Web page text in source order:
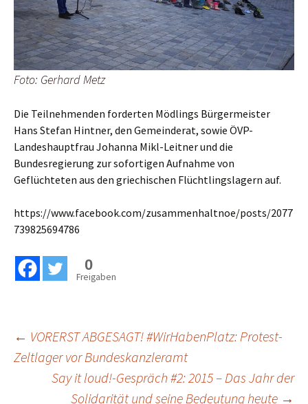
Foto: Gerhard Metz
Die Teilnehmenden forderten Mödlings Bürgermeister
Hans Stefan Hintner, den Gemeinderat, sowie ÖVP-
Landeshauptfrau Johanna Mikl-Leitner und die
Bundesregierung zur sofortigen Aufnahme von
Geflüchteten aus den griechischen Flüchtlingslagern auf.
https://www.facebook.com/zusammenhaltnoe/posts/2077
739825694786
0
Freigaben
Beitragsnavigation
← VORERST ABGESAGT! #WirHabenPlatz: Protest-
Zeltlager vor Bundeskanzleramt
Say it loud!-Gespräch #2: 2015 – Das Jahr der
Solidarität und seine Bedeutung heute →